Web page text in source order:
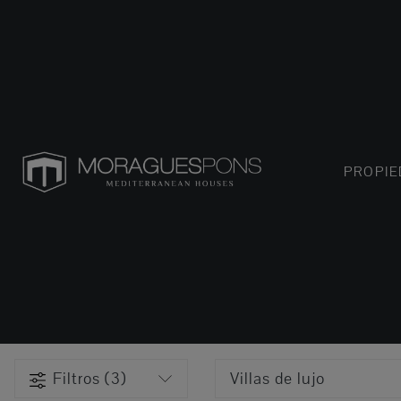
Filtros (3) Villas de lujo